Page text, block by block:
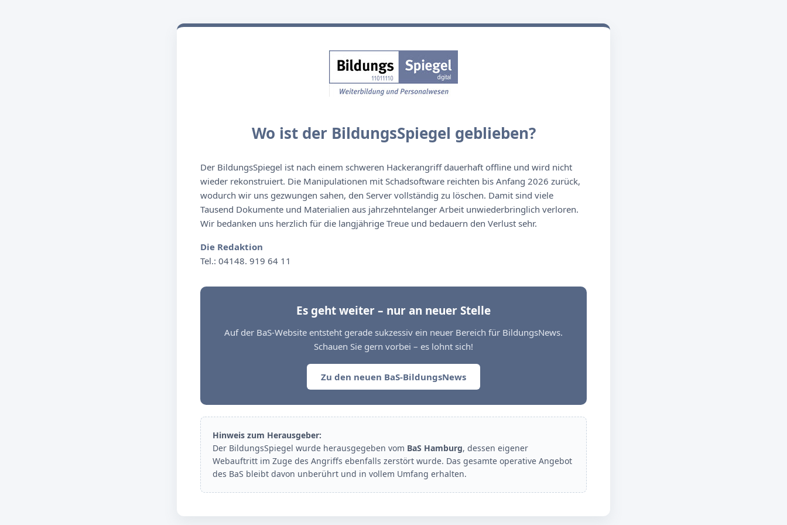
Wo ist der BildungsSpiegel geblieben?
Der BildungsSpiegel ist nach einem schweren Hackerangriff dauerhaft offline und wird nicht
wieder rekonstruiert. Die Manipulationen mit Schadsoftware reichten bis Anfang 2026 zurück,
wodurch wir uns gezwungen sahen, den Server vollständig zu löschen. Damit sind viele
Tausend Dokumente und Materialien aus jahrzehntelanger Arbeit unwiederbringlich verloren.
Wir bedanken uns herzlich für die langjährige Treue und bedauern den Verlust sehr.
Die Redaktion
Tel.: 04148. 919 64 11
Es geht weiter – nur an neuer Stelle
Auf der BaS-Website entsteht gerade sukzessiv ein neuer Bereich für BildungsNews.
Schauen Sie gern vorbei – es lohnt sich!
Zu den neuen BaS-BildungsNews
Hinweis zum Herausgeber:
Der BildungsSpiegel wurde herausgegeben vom BaS Hamburg, dessen eigener
Webauftritt im Zuge des Angriffs ebenfalls zerstört wurde. Das gesamte operative Angebot
des BaS bleibt davon unberührt und in vollem Umfang erhalten.